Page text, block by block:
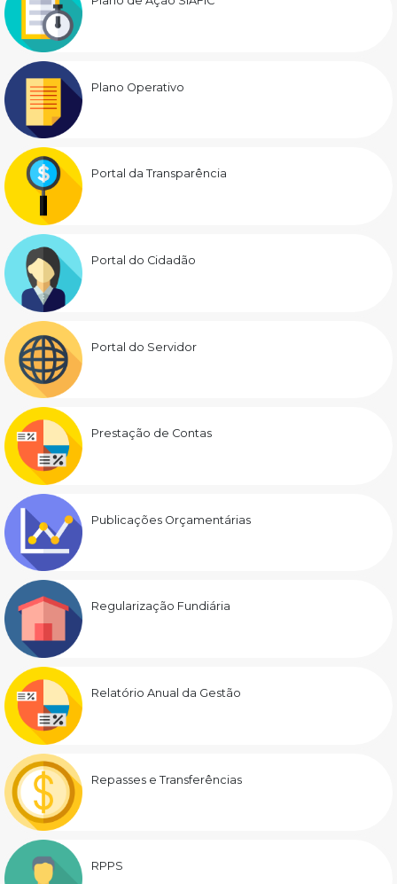
Plano Operativo
Portal da Transparência
Portal do Cidadão
Portal do Servidor
Prestação de Contas
Publicações Orçamentárias
Regularização Fundiária
Relatório Anual da Gestão
Repasses e Transferências
RPPS